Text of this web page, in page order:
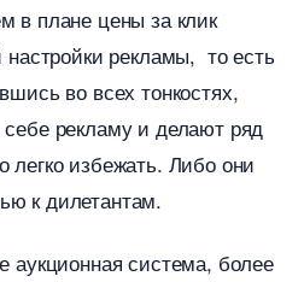
в плане цены за клик
рекламы, то есть
во всех тонкостях,
рекламу и делают ряд
избежать. Либо они
к дилетантам.
аукционная система, более